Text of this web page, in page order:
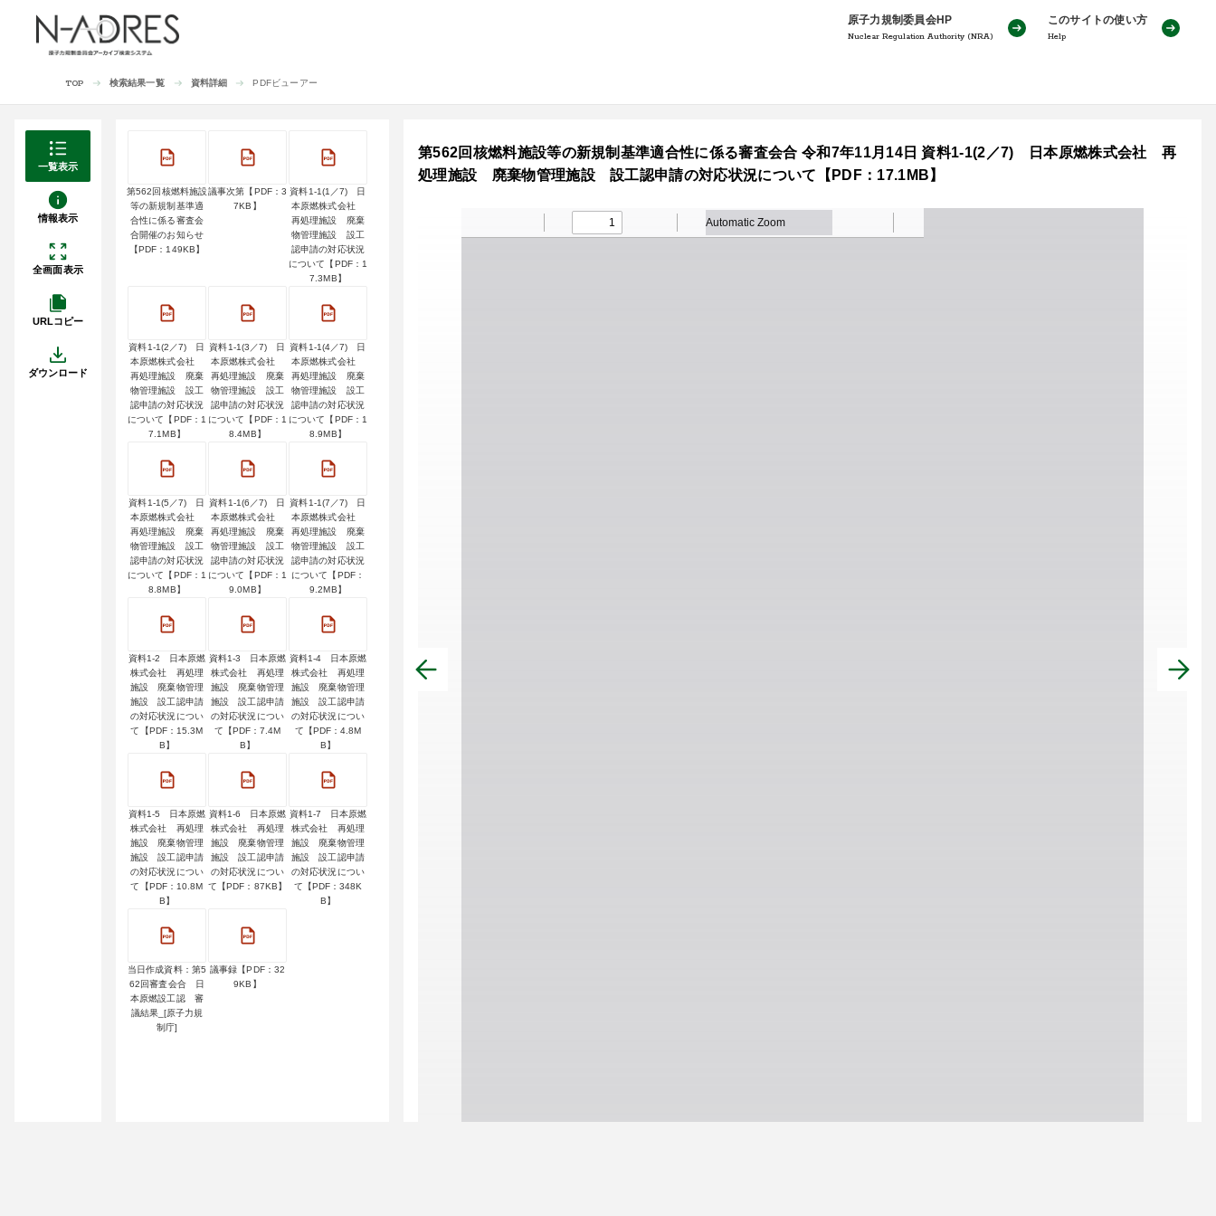
原子力規制委員会HP
Nuclear Regulation Authority (NRA)
このサイトの使い方
Help
TOP 検索結果一覧 資料詳細 PDFビューアー
一覧表示
情報表示
全画面表示
URLコピー
ダウンロード
第562回核燃料施設
等の新規制基準適
合性に係る審査会
合開催のお知らせ
【PDF：149KB】
議事次第【PDF：3
7KB】
資料1-1(1／7) 日
本原燃株式会社
再処理施設 廃棄
物管理施設 設工
認申請の対応状況
について【PDF：1
7.3MB】
資料1-1(2／7) 日
本原燃株式会社
再処理施設 廃棄
物管理施設 設工
認申請の対応状況
について【PDF：1
7.1MB】
資料1-1(3／7) 日
本原燃株式会社
再処理施設 廃棄
物管理施設 設工
認申請の対応状況
について【PDF：1
8.4MB】
資料1-1(4／7) 日
本原燃株式会社
再処理施設 廃棄
物管理施設 設工
認申請の対応状況
について【PDF：1
8.9MB】
資料1-1(5／7) 日
本原燃株式会社
再処理施設 廃棄
物管理施設 設工
認申請の対応状況
について【PDF：1
8.8MB】
資料1-1(6／7) 日
本原燃株式会社
再処理施設 廃棄
物管理施設 設工
認申請の対応状況
について【PDF：1
9.0MB】
資料1-1(7／7) 日
本原燃株式会社
再処理施設 廃棄
物管理施設 設工
認申請の対応状況
について【PDF：
9.2MB】
資料1-2 日本原燃
株式会社 再処理
施設 廃棄物管理
施設 設工認申請
の対応状況につい
て【PDF：15.3M
B】
資料1-3 日本原燃
株式会社 再処理
施設 廃棄物管理
施設 設工認申請
の対応状況につい
て【PDF：7.4M
B】
資料1-4 日本原燃
株式会社 再処理
施設 廃棄物管理
施設 設工認申請
の対応状況につい
て【PDF：4.8M
B】
資料1-5 日本原燃
株式会社 再処理
施設 廃棄物管理
施設 設工認申請
の対応状況につい
て【PDF：10.8M
B】
資料1-6 日本原燃
株式会社 再処理
施設 廃棄物管理
施設 設工認申請
の対応状況につい
て【PDF：87KB】
資料1-7 日本原燃
株式会社 再処理
施設 廃棄物管理
施設 設工認申請
の対応状況につい
て【PDF：348K
B】
当日作成資料：第5
62回審査会合 日
本原燃設工認 審
議結果_[原子力規
制庁]
議事録【PDF：32
9KB】
第562回核燃料施設等の新規制基準適合性に係る審査会合 令和7年11月14日 資料1-1(2／7) 日本原燃株式会社 再
処理施設 廃棄物管理施設 設工認申請の対応状況について【PDF：17.1MB】